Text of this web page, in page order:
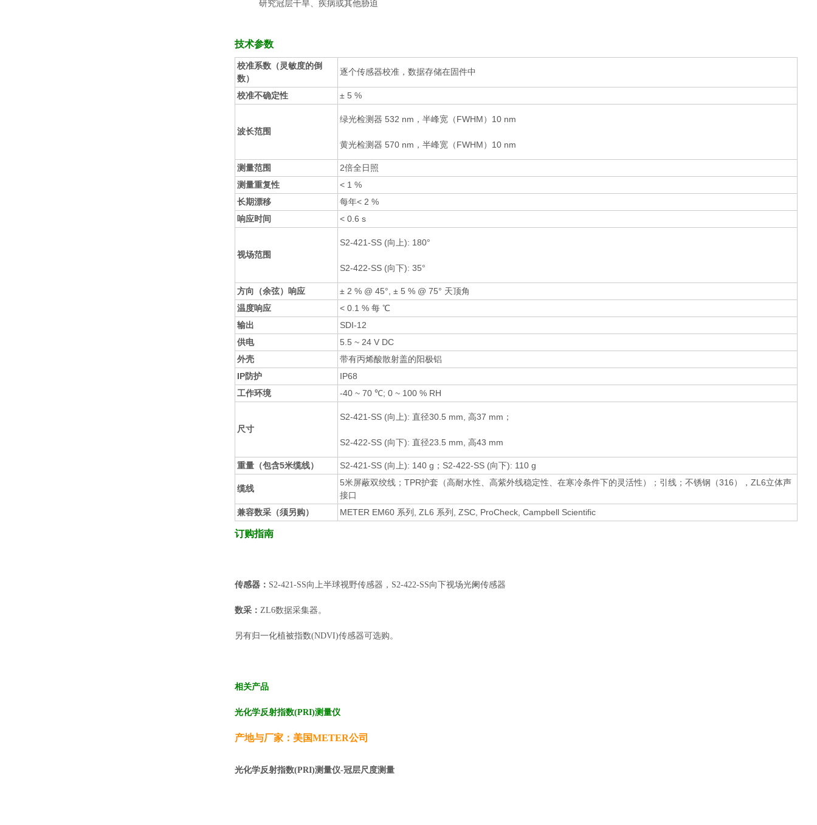
研究冠层干旱、疾病或其他胁迫
技术参数
校准系数（灵敏度的倒
数）
逐个传感器校准，数据存储在固件中
校准不确定性 ± 5 %
波长范围
绿光检测器 532 nm，半峰宽（FWHM）10 nm
黄光检测器 570 nm，半峰宽（FWHM）10 nm
测量范围
2倍全日照
测量重复性
< 1 %
长期漂移
每年< 2 %
响应时间
< 0.6 s
视场范围
S2-421-SS (向上): 180°
S2-422-SS (向下): 35°
方向（余弦）响应
± 2 % @ 45°, ± 5 % @ 75° 天顶角
温度响应
< 0.1 % 每 ℃
输出
SDI-12
供电
5.5 ~ 24 V DC
外壳
带有丙烯酸散射盖的阳极铝
IP防护
IP68
工作环境
-40 ~ 70 ℃; 0 ~ 100 % RH
尺寸
S2-421-SS (向上): 直径30.5 mm, 高37 mm；
S2-422-SS (向下): 直径23.5 mm, 高43 mm
重量（包含5米缆线） S2-421-SS (向上): 140 g；S2-422-SS (向下): 110 g
缆线
5米屏蔽双绞线；TPR护套（高耐水性、高紫外线稳定性、在寒冷条件下的灵活性）；引线；不锈钢（316），ZL6立体声
接口
兼容数采（须另购）
METER EM60 系列, ZL6 系列, ZSC, ProCheck, Campbell Scientific
订购指南
传感器： S2-421-SS向上半球视野传感器，S2-422-SS向下视场光阑传感器
数采： ZL6数据采集器。
另有归一化植被指数(NDVI)传感器可选购。
相关产品
光化学反射指数(PRI)测量仪
产地与厂家： 美国METER公司
光化学反射指数(PRI)测量仪-冠层尺度测量